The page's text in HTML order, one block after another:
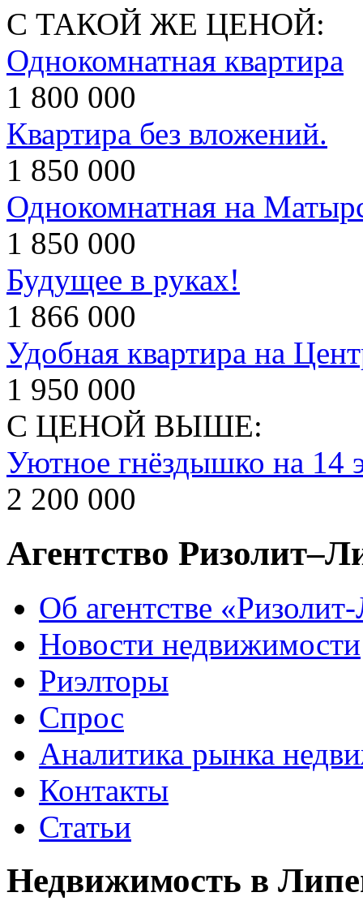
С ТАКОЙ ЖЕ ЦЕНОЙ:
Однокомнатная квартира
1 800 000
Квартира без вложений.
1 850 000
Однокомнатная на
1 850 000
Будущее в руках!
1 866 000
Удобная квартира на
1 950 000
С ЦЕНОЙ ВЫШЕ:
Уютное гнёздышко на 14
2 200 000
Агентство
Об агентстве
Новости недвижимости
Риэлторы
Спрос
Аналитика рынка
Контакты
Статьи
Недвижимость в